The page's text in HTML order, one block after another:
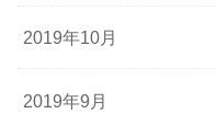
2019年10月
2019年9月